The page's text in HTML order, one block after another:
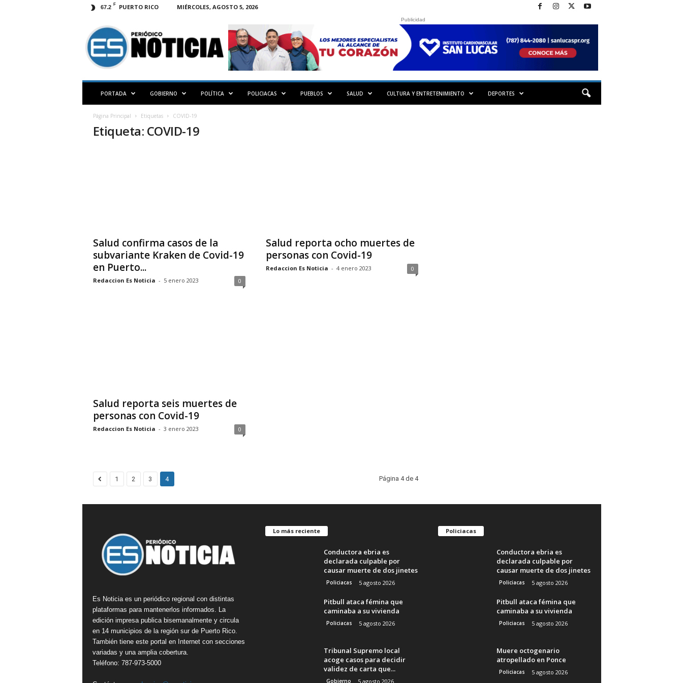
67.2 F PUERTO RICO MIÉRCOLES, AGOSTO 5, 2026
S
N
O
Publicidad
PORTADA GOBIERNO POLÍTICA POLICIACAS PUEBLOS SALUD CULTURA Y ENTRETENIMIENTO DEPORTES
Página Principal Etiquetas COVID-19
Etiqueta: COVID-19
Salud confirma casos de la
subvariante Kraken de Covid-19
en Puerto...
Redaccion Es Noticia - 5 enero 2023 0
Salud reporta ocho muertes de
personas con Covid-19
Redaccion Es Noticia - 4 enero 2023 0
Salud reporta seis muertes de
personas con Covid-19
Redaccion Es Noticia - 3 enero 2023 0
1 2 3 4 Página 4 de 4
Es Noticia es un periódico regional con distintas
plataformas para mantenerlos informados. La
edición impresa publica bisemanalmente y circula
en 14 municipios de la región sur de Puerto Rico.
También tiene este portal en Internet con secciones
variadas y una amplia cobertura.
Teléfono: 787-973-5000
Lo más reciente
Conductora ebria es
declarada culpable por
causar muerte de dos jinetes
Policiacas 5 agosto 2026
Pitbull ataca fémina que
caminaba a su vivienda
Policiacas 5 agosto 2026
Tribunal Supremo local
acoge casos para decidir
validez de carta que...
Gobierno 5 agosto 2026
Policiacas
Conductora ebria es
declarada culpable por
causar muerte de dos jinetes
Policiacas 5 agosto 2026
Pitbull ataca fémina que
caminaba a su vivienda
Policiacas 5 agosto 2026
Muere octogenario
atropellado en Ponce
Policiacas 5 agosto 2026